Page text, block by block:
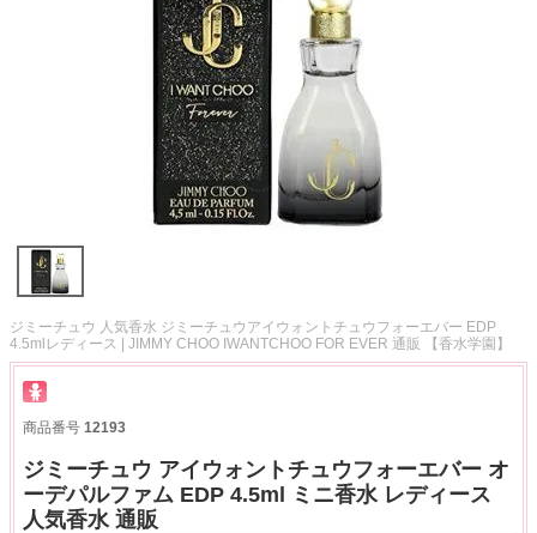
ジミーチュウ 人気香水 ジミーチュウアイウォントチュウフォーエバー EDP
4.5mlレディース | JIMMY CHOO IWANTCHOO FOR EVER 通販 【香水学園】
商品番号 12193
ジミーチュウ アイウォントチュウフォーエバー オ
ーデパルファム EDP 4.5ml ミニ香水 レディース
人気香水 通販